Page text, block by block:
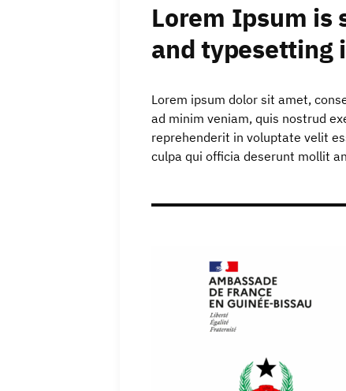
Lorem Ipsum is
and typesetting
Lorem ipsum dolor sit amet,
ad minim veniam, quis nostrud
reprehenderit in voluptate velit
culpa qui officia deserunt mollit